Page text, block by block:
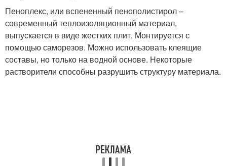
Пеноплекс, или вспененный пенополистирол –
современный теплоизоляционный материал,
выпускается в виде жестких плит. Монтируется с
помощью саморезов. Можно использовать клеящие
составы, но только на водной основе. Некоторые
растворители способны разрушить структуру материала.